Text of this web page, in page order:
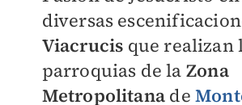
diversas
Viacrucis que realizan
parroquias de la Zona
Metropolitana de